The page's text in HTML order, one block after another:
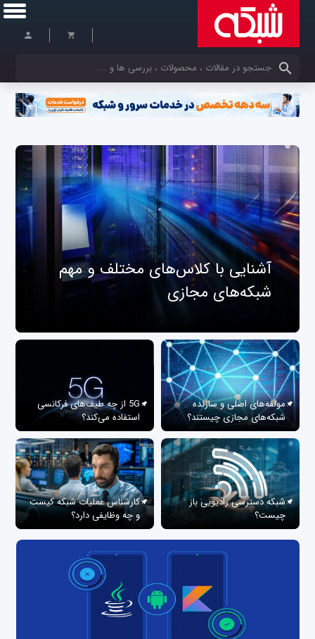
کلمات کلیدی خود را وارد کنید
آشنایی با کلاس‌های مختلف و مهم
شبکه‌های مجازی
مولفه‌های اصلی و سازنده
شبکه‌های مجازی چیستند؟
5G از چه طیف‌های فرکانسی
استفاده می‌کند؟
شبکه دسترسی رادیویی باز
چیست؟
کارشناس عملیات شبکه کیست
و چه وظایفی دارد؟